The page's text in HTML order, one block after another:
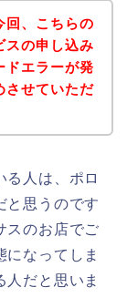
回、こちらの
スの申し込み
ドエラーが発
させていただ
る人は、ポロ
と思うのです
スのお店でご
になってしま
人だと思いま